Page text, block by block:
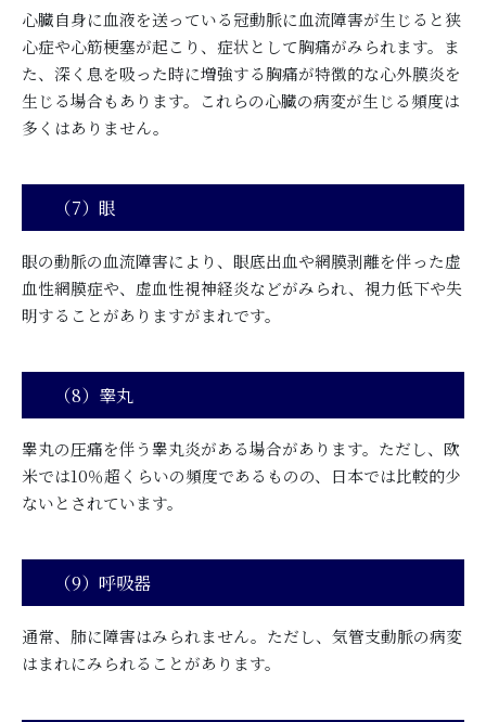
心臓自身に血液を送っている冠動脈に血流障害が生じると狭
心症や心筋梗塞が起こり、症状として胸痛がみられます。ま
た、深く息を吸った時に増強する胸痛が特徴的な心外膜炎を
生じる場合もあります。これらの心臓の病変が生じる頻度は
多くはありません。
（7）眼
眼の動脈の血流障害により、眼底出血や網膜剥離を伴った虚
血性網膜症や、虚血性視神経炎などがみられ、視力低下や失
明することがありますがまれです。
（8）睾丸
睾丸の圧痛を伴う睾丸炎がある場合があります。ただし、欧
米では10％超くらいの頻度であるものの、日本では比較的少
ないとされています。
（9）呼吸器
通常、肺に障害はみられません。ただし、気管支動脈の病変
はまれにみられることがあります。